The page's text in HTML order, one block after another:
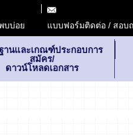
บบ่อย แบบฟอร์มติดต่อ / สอบ
านและเกณฑ์ประกอบการ
สมัคร/
ดาวน์โหลดเอกสาร